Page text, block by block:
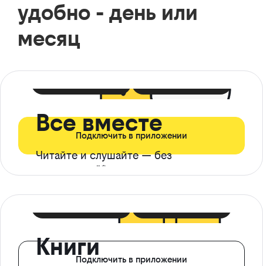
удобно - день или
месяц
Все вместе
Читайте и слушайте — без
ограничений*
Подключить в приложении
КнигиПодключить в приложении